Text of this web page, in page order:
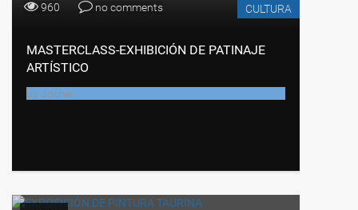
960 no comments CULTURA
MASTERCLASS-EXHIBICIÓN DE PATINAJE
ARTÍSTICO
by Joche